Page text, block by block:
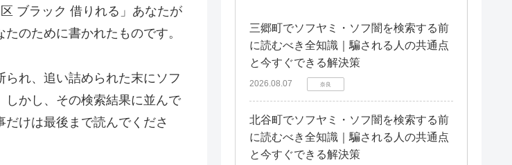
ブラック 借りれる」あなたが
のために書かれたものです。
れ、追い詰められた末にソフ
しかし、その検索結果に並んで
けは最後まで読んでくださ
三郷町でソフヤミ・ソフ闇を検索する前
に読むべき全知識｜騙される人の共通点
と今すぐできる解決策
2026.08.07 奈良
北谷町でソフヤミ・ソフ闇を検索する前
に読むべき全知識｜騙される人の共通点
と今すぐできる解決策